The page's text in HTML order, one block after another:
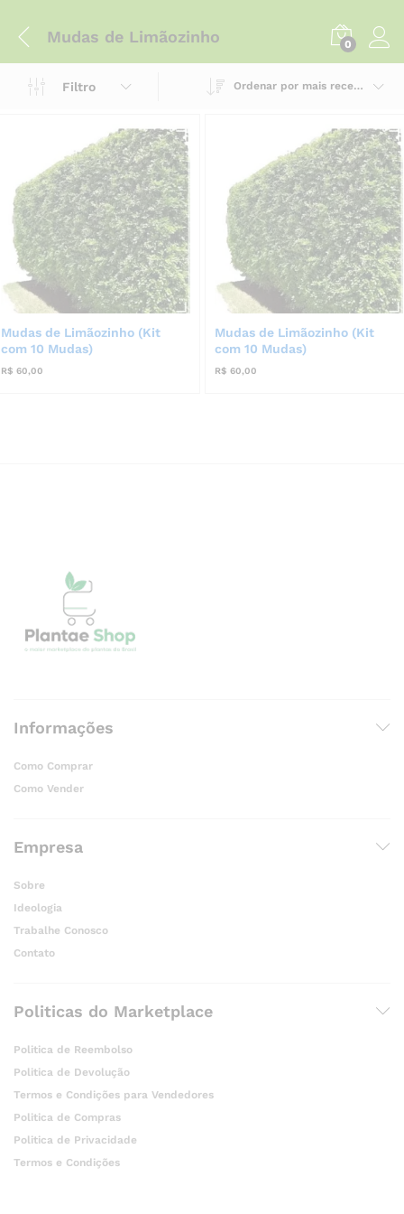
Mudas de Limãozinho 0
Filtro Ordenar por mais recente
Mudas de Limãozinho (Kit
com 10 Mudas)
R$ 60,00
Mudas de Limãozinho (Kit
com 10 Mudas)
R$ 60,00
Informações
Como Comprar
Como Vender
Empresa
Sobre
Ideologia
Trabalhe Conosco
Contato
Politicas do Marketplace
Politica de Reembolso
Politica de Devolução
Termos e Condições para Vendedores
Politica de Compras
Politica de Privacidade
Termos e Condições